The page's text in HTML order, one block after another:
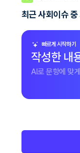
최근 사회이슈
빠르게 시작하기
작성한 내
AI로 문항에 맞